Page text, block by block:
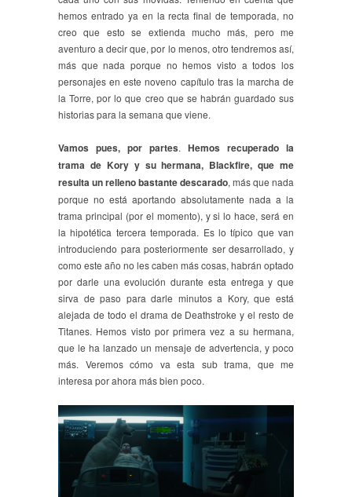
hemos entrado ya en la recta final de temporada, no
creo que esto se extienda mucho más, pero me
aventuro a decir que, por lo menos, otro tendremos así,
más que nada porque no hemos visto a todos los
personajes en este noveno capítulo tras la marcha de
la Torre, por lo que creo que se habrán guardado sus
historias para la semana que viene.
Vamos pues, por partes. Hemos recuperado la
trama de Kory y su hermana, Blackfire, que me
resulta un relleno bastante descarado, más que nada
porque no está aportando absolutamente nada a la
trama principal (por el momento), y si lo hace, será en
la hipotética tercera temporada. Es lo típico que van
introduciendo para posteriormente ser desarrollado, y
como este año no les caben más cosas, habrán optado
por darle una evolución durante esta entrega y que
sirva de paso para darle minutos a Kory, que está
alejada de todo el drama de Deathstroke y el resto de
Titanes. Hemos visto por primera vez a su hermana,
que le ha lanzado un mensaje de advertencia, y poco
más. Veremos cómo va esta sub trama, que me
interesa por ahora más bien poco.